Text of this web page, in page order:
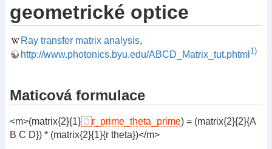
geometrické optice
Ray transfer matrix analysis,
http://www.photonics.byu.edu/ABCD_Matrix_tut.phtml 1)
Maticová formulace
<m>(matrix{2}{1} r_prime_theta_prime) = (matrix{2}{2}{A
B C D}) * (matrix{2}{1}{r theta})</m>